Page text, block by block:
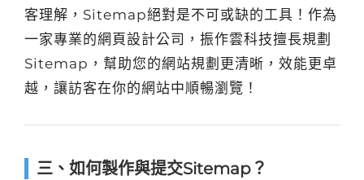
客理解，Sitemap絕對是不可或缺的工具！作為
一家專業的網頁設計公司，振作雲科技擅長規劃
Sitemap，幫助您的網站規劃更清晰，效能更卓
越，讓訪客在你的網站中順暢瀏覽！
三、如何製作與提交Sitemap？